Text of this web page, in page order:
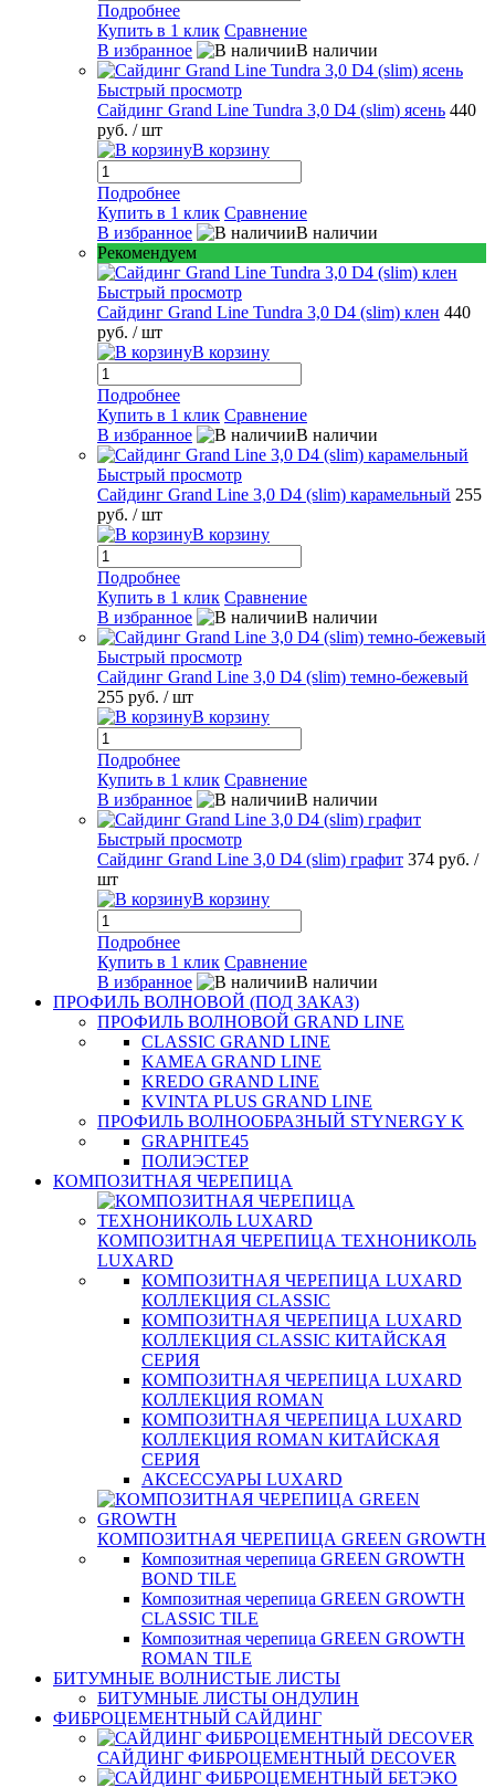
Подробнее
Купить в 1 клик Сравнение
В избранное
В наличии
Быстрый просмотр
Сайдинг Grand Line Tundra 3,0 D4 (slim) ясень 440
руб. / шт
В корзину
Подробнее
Купить в 1 клик Сравнение
В избранное
В наличии
Рекомендуем
Быстрый просмотр
Сайдинг Grand Line Tundra 3,0 D4 (slim) клен 440
руб. / шт
В корзину
Подробнее
Купить в 1 клик Сравнение
В избранное
В наличии
Быстрый просмотр
Сайдинг Grand Line 3,0 D4 (slim) карамельный 255
руб. / шт
В корзину
Подробнее
Купить в 1 клик Сравнение
В избранное
В наличии
Быстрый просмотр
Сайдинг Grand Line 3,0 D4 (slim) темно-бежевый
255 руб. / шт
В корзину
Подробнее
Купить в 1 клик Сравнение
В избранное
В наличии
Быстрый просмотр
Сайдинг Grand Line 3,0 D4 (slim) графит 374 руб. /
шт
В корзину
Подробнее
Купить в 1 клик Сравнение
В избранное
В наличии
ПРОФИЛЬ ВОЛНОВОЙ (ПОД ЗАКАЗ)
ПРОФИЛЬ ВОЛНОВОЙ GRAND LINE
CLASSIC GRAND LINE
KAMEA GRAND LINE
KREDO GRAND LINE
KVINTA PLUS GRAND LINE
ПРОФИЛЬ ВОЛНООБРАЗНЫЙ STYNERGY K
GRAPHITE45
ПОЛИЭСТЕР
КОМПОЗИТНАЯ ЧЕРЕПИЦА
КОМПОЗИТНАЯ ЧЕРЕПИЦА ТЕХНОНИКОЛЬ
LUXARD
КОМПОЗИТНАЯ ЧЕРЕПИЦА LUXARD
КОЛЛЕКЦИЯ CLASSIC
КОМПОЗИТНАЯ ЧЕРЕПИЦА LUXARD
КОЛЛЕКЦИЯ CLASSIC КИТАЙСКАЯ
СЕРИЯ
КОМПОЗИТНАЯ ЧЕРЕПИЦА LUXARD
КОЛЛЕКЦИЯ ROMAN
КОМПОЗИТНАЯ ЧЕРЕПИЦА LUXARD
КОЛЛЕКЦИЯ ROMAN КИТАЙСКАЯ
СЕРИЯ
АКСЕССУАРЫ LUXARD
КОМПОЗИТНАЯ ЧЕРЕПИЦА GREEN GROWTH
Композитная черепица GREEN GROWTH
BOND TILE
Композитная черепица GREEN GROWTH
CLASSIC TILE
Композитная черепица GREEN GROWTH
ROMAN TILE
БИТУМНЫЕ ВОЛНИСТЫЕ ЛИСТЫ
БИТУМНЫЕ ЛИСТЫ ОНДУЛИН
ФИБРОЦЕМЕНТНЫЙ САЙДИНГ
САЙДИНГ ФИБРОЦЕМЕНТНЫЙ DECOVER